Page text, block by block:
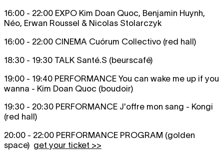
16:00 - 22:00 EXPO Kim Doan Quoc, Benjamin Huynh,
Néo, Erwan Roussel & Nicolas Stolarczyk
16:00 - 22:00 CINEMA Cuórum Collectivo (red hall)
18:30 - 19:30 TALK Santé.S (beurscafé)
19:00 - 19:40 PERFORMANCE You can wake me up if you
wanna - Kim Doan Quoc (boudoir)
19:30 - 20:30 PERFORMANCE J'offre mon sang - Kongi
(red hall)
20:00 - 22:00 PERFORMANCE PROGRAM (golden
space) get your ticket >>